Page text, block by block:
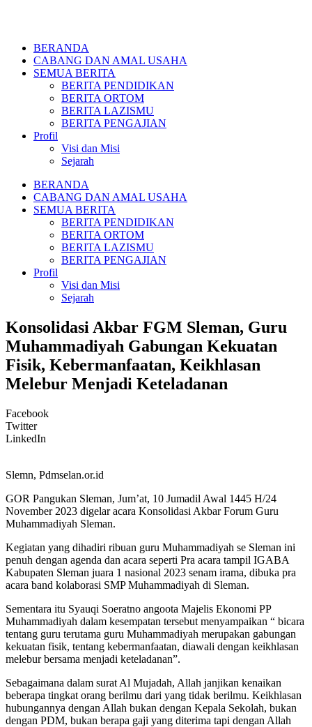
BERANDA
CABANG DAN AMAL USAHA
SEMUA BERITA
BERITA PENDIDIKAN
BERITA ORTOM
BERITA LAZISMU
BERITA PENGAJIAN
Profil
Visi dan Misi
Sejarah
BERANDA
CABANG DAN AMAL USAHA
SEMUA BERITA
BERITA PENDIDIKAN
BERITA ORTOM
BERITA LAZISMU
BERITA PENGAJIAN
Profil
Visi dan Misi
Sejarah
Konsolidasi Akbar FGM Sleman, Guru
Muhammadiyah Gabungan Kekuatan
Fisik, Kebermanfaatan, Keikhlasan
Melebur Menjadi Keteladanan
Facebook
Twitter
LinkedIn
Slemn, Pdmselan.or.id
GOR Pangukan Sleman, Jum’at, 10 Jumadil Awal 1445 H/24
November 2023 digelar acara Konsolidasi Akbar Forum Guru
Muhammadiyah Sleman.
Kegiatan yang dihadiri ribuan guru Muhammadiyah se Sleman ini
penuh dengan agenda dan acara seperti Pra acara tampil IGABA
Kabupaten Sleman juara 1 nasional 2023 senam irama, dibuka pra
acara band kolaborasi SMP Muhammadiyah di Sleman.
Sementara itu Syauqi Soeratno angoota Majelis Ekonomi PP
Muhammadiyah dalam kesempatan tersebut menyampaikan “ bicara
tentang guru terutama guru Muhammadiyah merupakan gabungan
kekuatan fisik, tentang kebermanfaatan, diawali dengan keikhlasan
melebur bersama menjadi keteladanan”.
Sebagaimana dalam surat Al Mujadah, Allah janjikan kenaikan
beberapa tingkat orang berilmu dari yang tidak berilmu. Keikhlasan
hubungannya dengan Allah bukan dengan Kepala Sekolah, bukan
dengan PDM, bukan berapa gaji yang diterima tapi dengan Allah